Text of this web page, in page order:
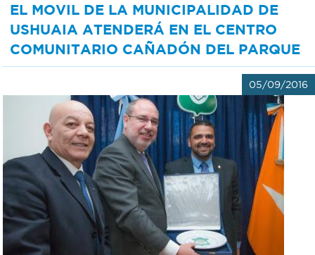
EL MOVIL DE LA MUNICIPALIDAD DE
USHUAIA ATENDERÁ EN EL CENTRO
COMUNITARIO CAÑADÓN DEL PARQUE
05/09/2016